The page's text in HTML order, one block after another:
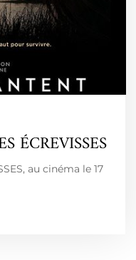
ÉCREVISSES
au cinéma le 17